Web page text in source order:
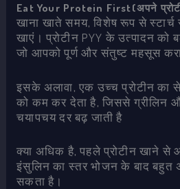
Eat Your Protein First(अपने
खाना खाते समय, विशेष रूप से स्टार्च
खाएं। प्रोटीन PYY के उत्पादन को
जो आपको पूर्ण और संतुष्ट महसूस
इसके अलावा, एक उच्च प्रोटीन का
को कम कर देता है, जिससे ग्रीलिन
चयापचय दर बढ़ जाती है
क्या अधिक है, पहले प्रोटीन खाने
इंसुलिन का स्तर भोजन के बाद बहुत
सकता है।